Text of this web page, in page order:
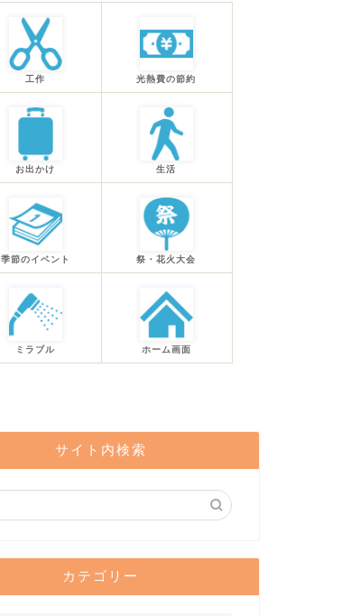
工作 光熱費の節約
お出かけ 生活
季節のイベント 祭・花火大会
ミラブル ホーム画面
サイト内検索
カテゴリー